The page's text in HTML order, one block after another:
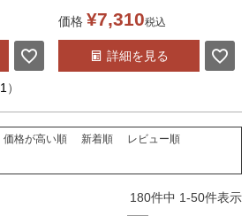
1）
価格 ¥7,310税込
詳細を見る
価格が高い順 新着順
レビュー順
180件中 1-50件表示